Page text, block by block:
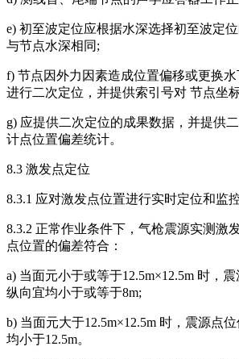
e) 初至波定位应根据水深选择初至波定
与节点水深相同;
f) 节点因外力因素造成位置偏移或更换
进行二次定位，并提供索引号对 节点坐
g) 应提供二次定位的成果数据，并提供
计点位置偏差统计。
8.3 激发点定位
8.3.1 应对激发点位置进行实时定位和监控
8.3.2 正常作业条件下，气枪震源实测激
点位置的偏差符合：
a) 当面元小于或等于12.5m×12.5m 时，
纵向宜均小于或等于8m;
b) 当面元大于12.5m×12.5m 时，震源点
均小于12.5m。